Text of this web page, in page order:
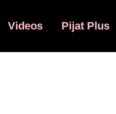
Videos Pijat Plus